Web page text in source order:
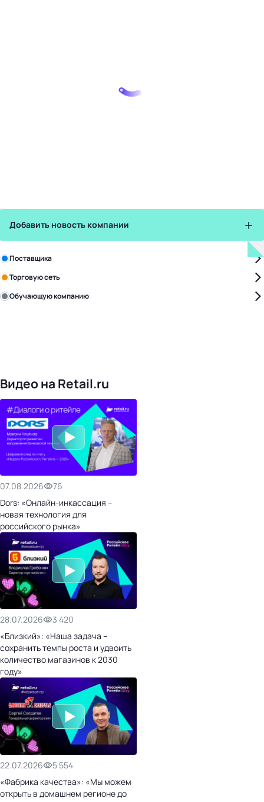
Добавить новость компании
Зарегистрируйте в бизнес-центре:
Поставщика
Торговую сеть
Обучающую компанию
Видео на Retail.ru
07.08.2026
76
Dors: «Онлайн-инкассация –
новая технология для
российского рынка»
28.07.2026
3 420
«Близкий»: «Наша задача –
сохранить темпы роста и удвоить
количество магазинов к 2030
году»
22.07.2026
5 554
«Фабрика качества»: «Мы можем
открыть в домашнем регионе до